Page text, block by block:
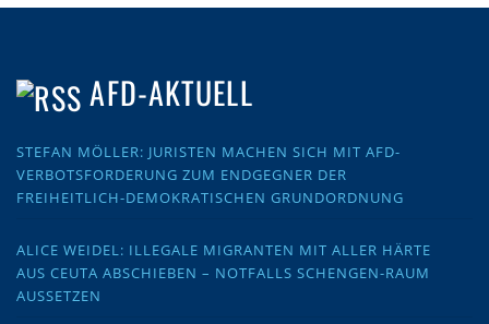
AFD-AKTUELL
STEFAN MÖLLER: JURISTEN MACHEN SICH MIT AFD-
VERBOTSFORDERUNG ZUM ENDGEGNER DER
FREIHEITLICH-DEMOKRATISCHEN GRUNDORDNUNG
ALICE WEIDEL: ILLEGALE MIGRANTEN MIT ALLER HÄRTE
AUS CEUTA ABSCHIEBEN – NOTFALLS SCHENGEN-RAUM
AUSSETZEN